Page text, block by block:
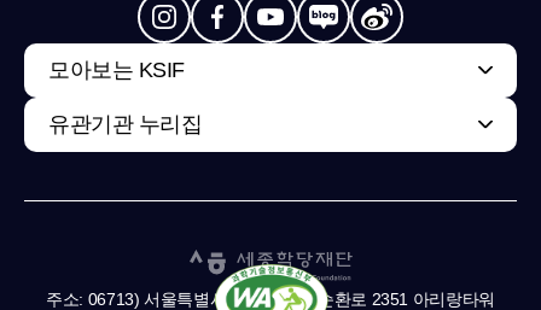
모아보는 KSIF
유관기관 누리집
주소: 06713) 서울특별시 서초구 남부순환로 2351 아리랑타워